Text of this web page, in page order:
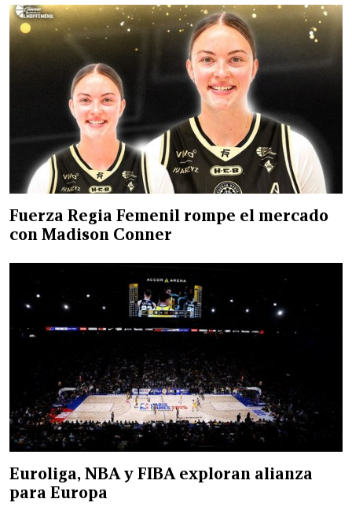
Fuerza Regia Femenil rompe el mercado
con Madison Conner
Euroliga, NBA y FIBA exploran alianza
para Europa